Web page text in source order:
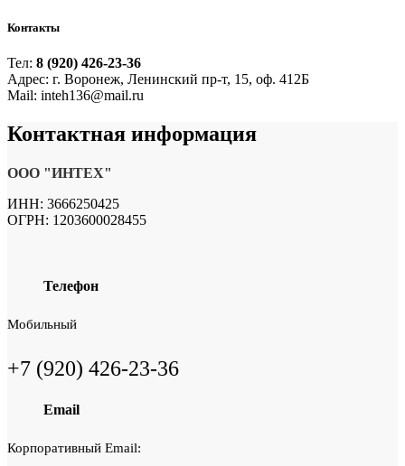
Контакты
Тел: 8 (920) 426-23-36
Адрес: г. Воронеж, Ленинский пр-т, 15, оф. 412Б
Mail: inteh136@mail.ru
Контактная информация
ООО "ИНТЕХ"
ИНН: 3666250425
ОГРН: 1203600028455
Телефон
Мобильный
+7 (920) 426-23-36
Email
Корпоративный Email: